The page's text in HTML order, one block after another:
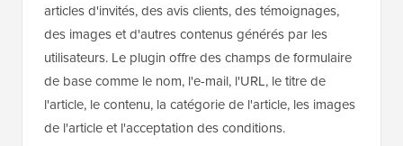
articles d'invités, des avis clients, des témoignages,
des images et d'autres contenus générés par les
utilisateurs. Le plugin offre des champs de formulaire
de base comme le nom, l'e-mail, l'URL, le titre de
l'article, le contenu, la catégorie de l'article, les images
de l'article et l'acceptation des conditions.